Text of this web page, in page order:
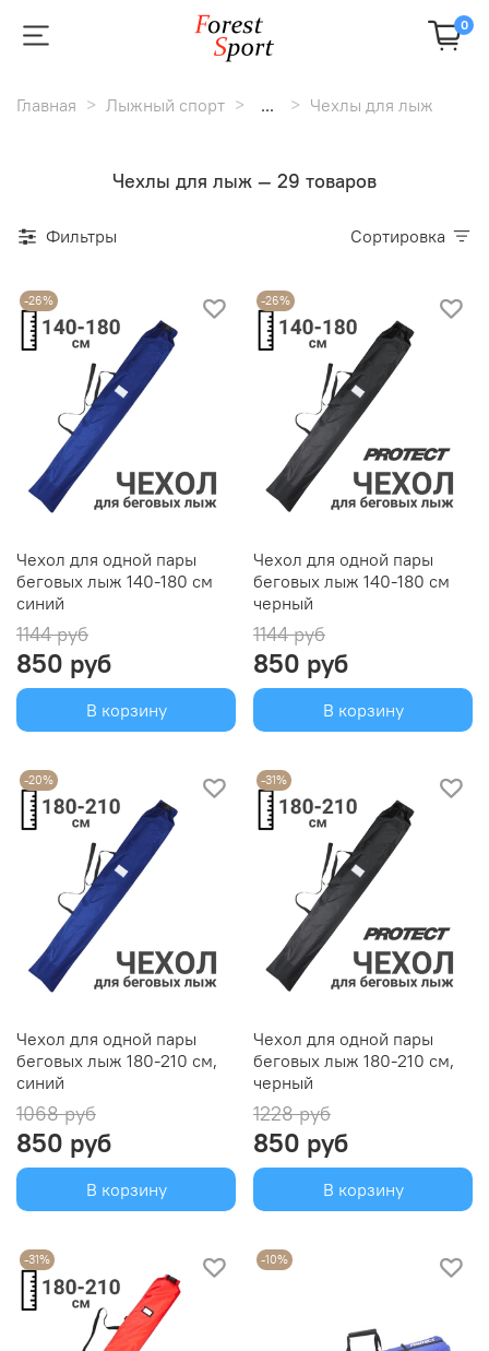
0
Главная Лыжный спорт ... Чехлы для лыж
Чехлы для лыж — 29 товаров
Фильтры Сортировка
-26%
Чехол для одной пары
беговых лыж 140-180 см
синий
1144 руб
850 руб
В корзину
-26%
Чехол для одной пары
беговых лыж 140-180 см
черный
1144 руб
850 руб
В корзину
-20%
Чехол для одной пары
беговых лыж 180-210 см,
синий
1068 руб
850 руб
В корзину
-31%
Чехол для одной пары
беговых лыж 180-210 см,
черный
1228 руб
850 руб
В корзину
-31% -10%